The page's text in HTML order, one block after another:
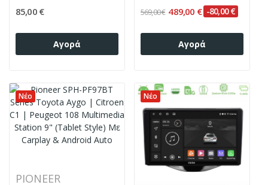
85,00 €
Αγορά
569,00 € 489,00 € -80,00 €
Αγορά
Νέο
PIONEER
Νέο